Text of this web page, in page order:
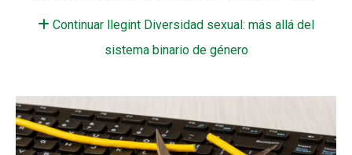
Continuar llegint Diversidad sexual: más allá del
sistema binario de género
Treballa amb nosaltres
Treballa amb nosaltres